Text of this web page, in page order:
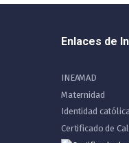
Enlaces de
INEAMAD
Maternidad
Identidad
Certificado de